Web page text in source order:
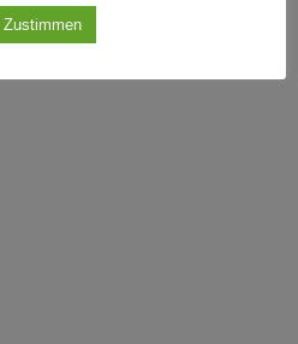
Zustimmen